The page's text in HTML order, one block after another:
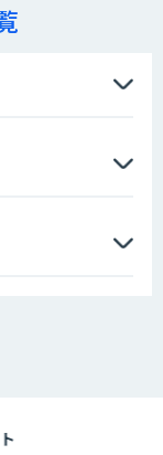
システム
ン領域のAI開発